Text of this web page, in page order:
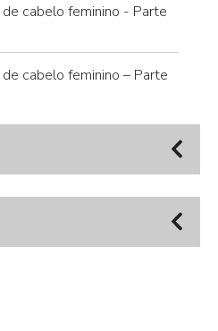
cabelo feminino - Parte
cabelo feminino – Parte